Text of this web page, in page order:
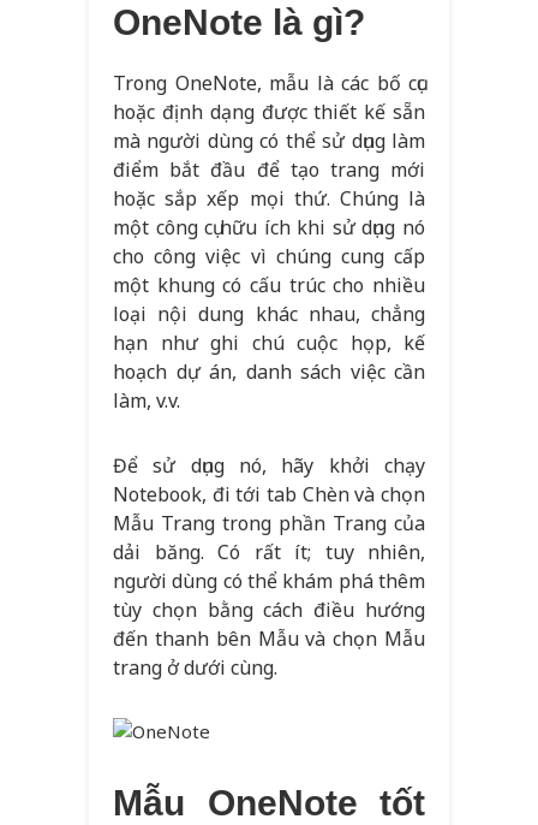
OneNote là gì?
Trong OneNote, mẫu là các bố cục
hoặc định dạng được thiết kế sẵn
mà người dùng có thể sử dụng làm
điểm bắt đầu để tạo trang mới
hoặc sắp xếp mọi thứ. Chúng là
một công cụ hữu ích khi sử dụng nó
cho công việc vì chúng cung cấp
một khung có cấu trúc cho nhiều
loại nội dung khác nhau, chẳng
hạn như ghi chú cuộc họp, kế
hoạch dự án, danh sách việc cần
làm, v.v.
Để sử dụng nó, hãy khởi chạy
Notebook, đi tới tab Chèn và chọn
Mẫu Trang trong phần Trang của
dải băng. Có rất ít; tuy nhiên,
người dùng có thể khám phá thêm
tùy chọn bằng cách điều hướng
đến thanh bên Mẫu và chọn Mẫu
trang ở dưới cùng.
Mẫu OneNote tốt